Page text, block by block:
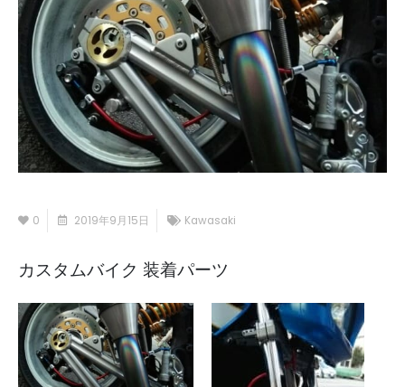
0 2019年9月15日 Kawasaki
カスタムバイク 装着パーツ